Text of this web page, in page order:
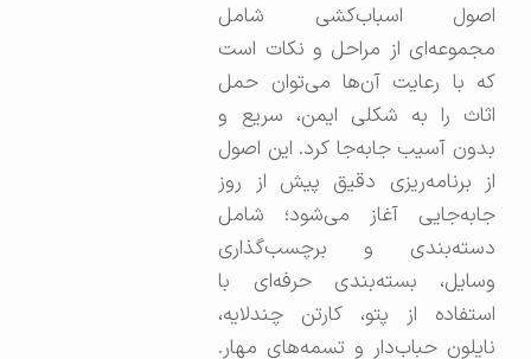
اصول اسباب‌کشی شامل
مجموعه‌ای از مراحل و نکات است
که با رعایت آن‌ها می‌توان حمل
اثاث را به شکلی ایمن، سریع و
بدون آسیب جابه‌جا کرد. این اصول
از برنامه‌ریزی دقیق پیش از روز
جابه‌جایی آغاز می‌شود؛ شامل
دسته‌بندی و برچسب‌گذاری
وسایل، بسته‌بندی حرفه‌ای با
استفاده از پتو، کارتن چندلایه،
نایلون حباب‌دار و تسمه‌های مهار.